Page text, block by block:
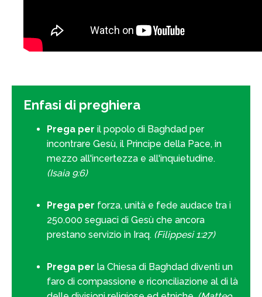
Enfasi di preghiera
Prega per il popolo di Baghdad per
incontrare Gesù, il Principe della Pace, in
mezzo all'incertezza e all'inquietudine.
(Isaia 9:6)
Prega per forza, unità e fede audace tra i
250.000 seguaci di Gesù che ancora
prestano servizio in Iraq. (Filippesi 1:27)
Prega per la Chiesa di Baghdad diventi un
faro di compassione e riconciliazione al di là